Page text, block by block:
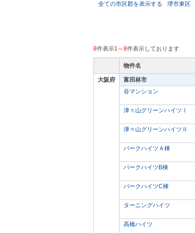
全ての市区郡を表示する 堺市東区
8件表示1 ～8件表示しております
物件名
大阪府
富田林市
谷マンション
津々山グリーンハイツⅠ
津々山グリーンハイツⅡ
パークハイツＡ棟
パークハイツB棟
パークハイツC棟
ターニングハイツ
高橋ハイツ